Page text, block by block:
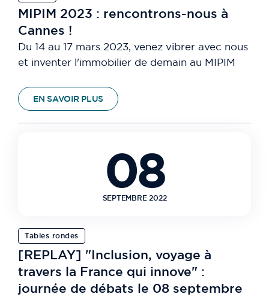
MIPIM 2023 : rencontrons-nous à
Cannes !
Du 14 au 17 mars 2023, venez vibrer avec nous
et inventer l'immobilier de demain au MIPIM
EN SAVOIR PLUS
08
SEPTEMBRE 2022
Tables rondes
[REPLAY] "Inclusion, voyage à
travers la France qui innove" :
journée de débats le 08 septembre